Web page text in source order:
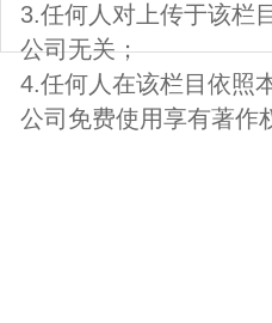
3.任何人对上传于该栏
公司无关；
4.任何人在该栏目依照
公司免费使用享有著作